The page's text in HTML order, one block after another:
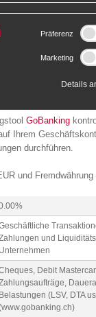
Konto zur
Geschäfte:
GoBanking
Ihrem
durchführen.
und
und
Unternehmen
Debit
Belastungen (LSV, DTA
Präferenz
Marketing
Details